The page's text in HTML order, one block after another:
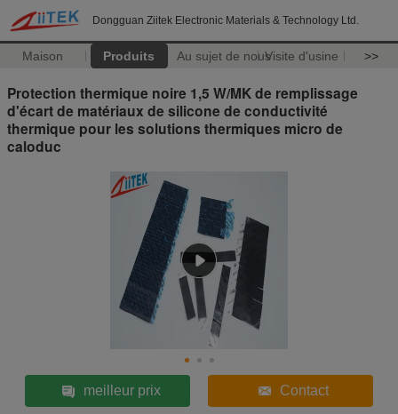
Dongguan Ziitek Electronic Materials & Technology Ltd.
Maison Produits Au sujet de nousVisite d'usine >>
Protection thermique noire 1,5 W/MK de remplissage
d'écart de matériaux de silicone de conductivité
thermique pour les solutions thermiques micro de
caloduc
meilleur prix Contact